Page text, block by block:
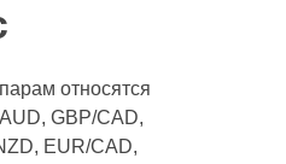
относятся
GBP/CAD,
EUR/CAD,